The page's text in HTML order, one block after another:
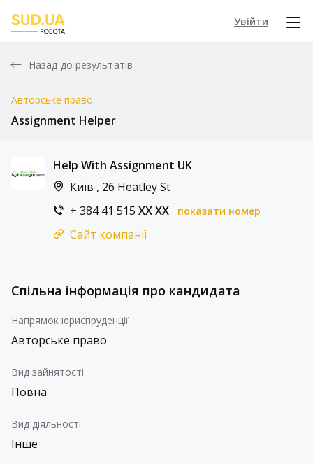
Увійти
Назад до результатів
Авторське право
Assignment Helper
Help With Assignment UK
Київ , 26 Heatley St
+ 384 41 515 XX XX показати номер
Сайт компанії
Спільна інформація про кандидата
Напрямок юриспруденції
Авторське право
Вид зайнятості
Повна
Вид діяльності
Інше